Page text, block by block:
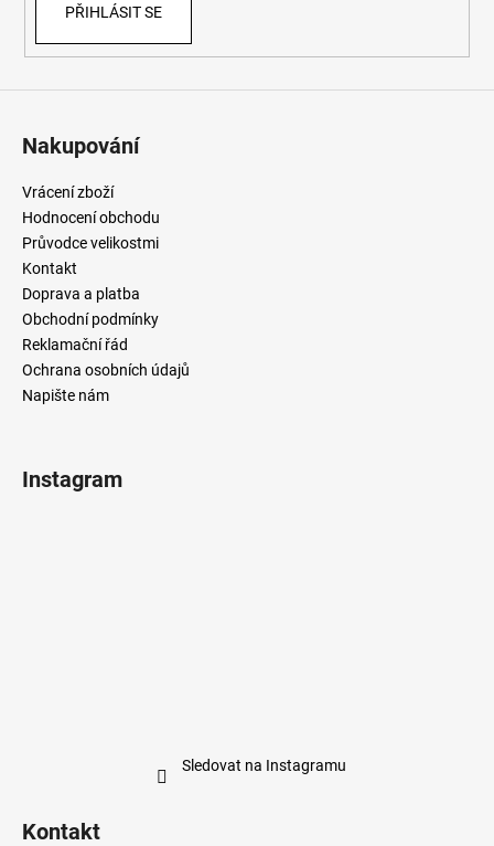
PŘIHLÁSIT SE
Nakupování
Vrácení zboží
Hodnocení obchodu
Průvodce velikostmi
Kontakt
Doprava a platba
Obchodní podmínky
Reklamační řád
Ochrana osobních údajů
Napište nám
Instagram
Sledovat na Instagramu
Kontakt